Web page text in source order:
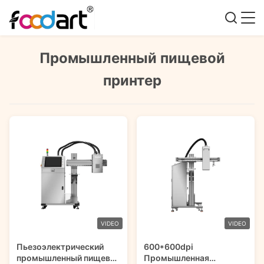
Промышленный пищевой
принтер
VIDEO
Пьезоэлектрический
промышленный пищевой
VIDEO
600*600dpi
Промышленная